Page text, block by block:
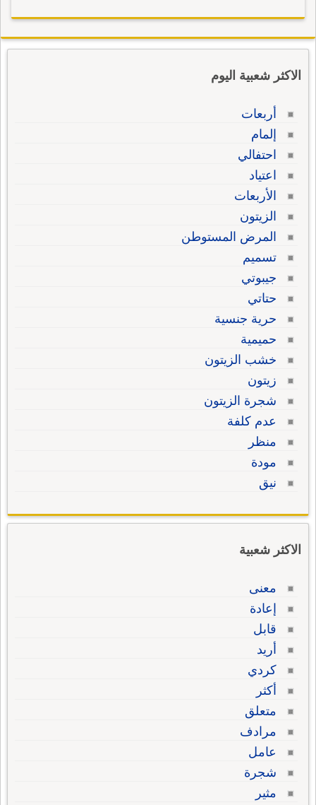
الاكثر شعبية اليوم
أربعات
إلمام
احتفالي
اعتياد
الأربعات
الزيتون
المرض المستوطن
تسميم
جيبوتي
حتاتي
حرية جنسية
حميمية
خشب الزيتون
زيتون
شجرة الزيتون
عدم كلفة
منظر
مودة
نيق
الاكثر شعبية
معنى
إعادة
قابل
أريد
كردي
أكثر
متعلق
مرادف
عامل
شجرة
مثير